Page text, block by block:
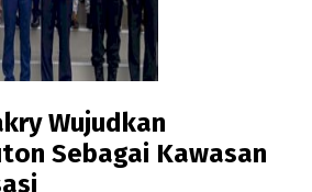
Wujudkan
Sebagai Kawasan